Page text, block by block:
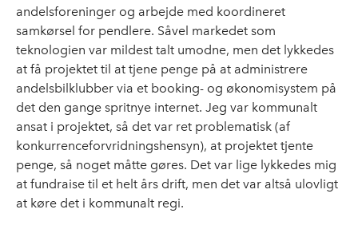
andelsforeninger og arbejde med koordineret
samkørsel for pendlere. Såvel markedet som
teknologien var mildest talt umodne, men det lykkedes
at få projektet til at tjene penge på at administrere
andelsbilklubber via et booking- og økonomisystem på
det den gange spritnye internet. Jeg var kommunalt
ansat i projektet, så det var ret problematisk (af
konkurrenceforvridningshensyn), at projektet tjente
penge, så noget måtte gøres. Det var lige lykkedes mig
at fundraise til et helt års drift, men det var altså ulovligt
at køre det i kommunalt regi.